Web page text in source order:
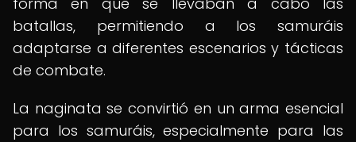
batallas, permitiendo a los samuráis
adaptarse a diferentes escenarios y tácticas
de combate.
La naginata se convirtió en un arma esencial
para los samuráis, especialmente para las